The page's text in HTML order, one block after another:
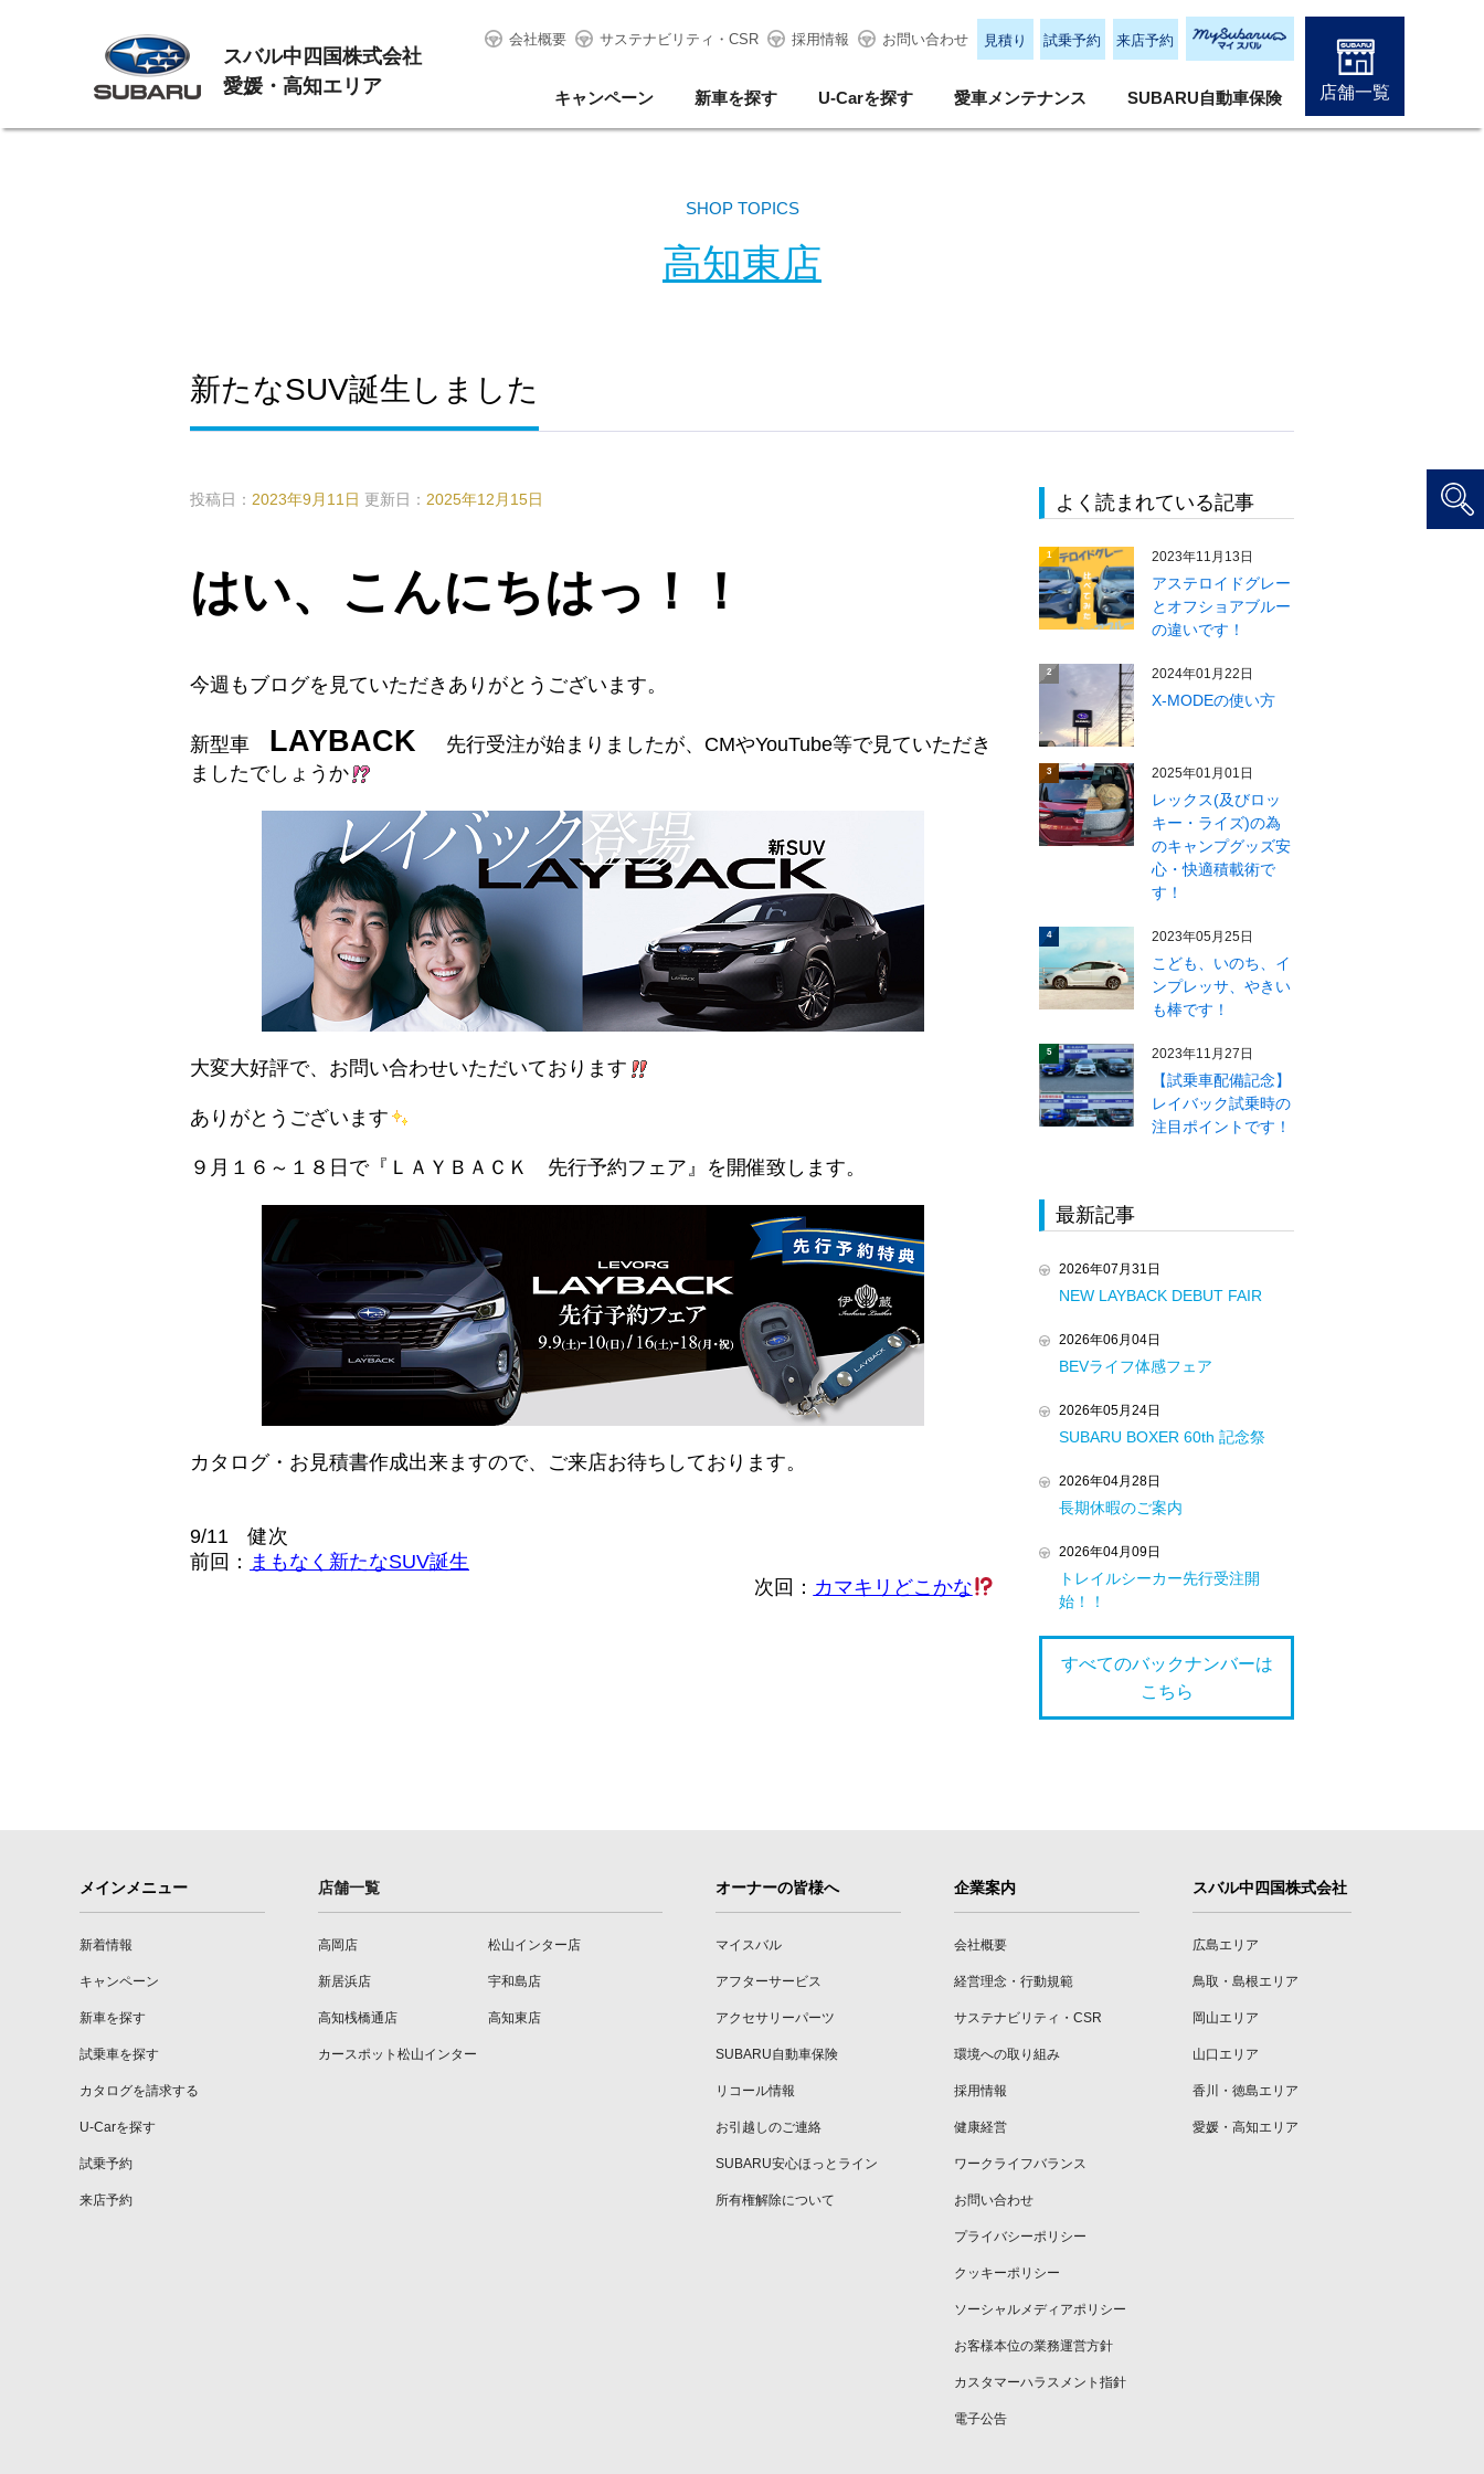
スバル中四国株式会社
愛媛・高知エリア
会社概要 サステナビリティ・CSR 採用情報 お問い合わせ 見積り 試乗予約 来店予約
キャンペーン 新車を探す U-Carを探す 愛車メンテナンス SUBARU自動車保険 店舗一覧
SHOP TOPICS
高知東店
新たなSUV誕生しました
投稿日： 2023年9月11日 更新日： 2025年12月15日
はい、こんにちはっ！！
今週もブログを見ていただきありがとうございます。
新型車 LAYBACK
先行受注が始まりましたが、CMやYouTube等で見ていただき
ましたでしょうか
大変大好評で、お問い合わせいただいております
ありがとうございます
９月１６～１８日で『ＬＡＹＢＡＣＫ 先行予約フェア』を開催致します。
カタログ・お見積書作成出来ますので、ご来店お待ちしております。
9/11 健次
前回： まもなく新たなSUV誕生
次回： カマキリどこかな
よく読まれている記事
1 2023年11月13日
アステロイドグレー
とオフショアブルー
の違いです！
2 2024年01月22日
X‐MODEの使い方
3 2025年01月01日
レックス(及びロッ
キー・ライズ)の為
のキャンプグッズ安
心・快適積載術で
す！
4 2023年05月25日
こども、いのち、イ
ンプレッサ、やきい
も棒です！
5 2023年11月27日
【試乗車配備記念】
レイバック試乗時の
注目ポイントです！
最新記事
2026年07月31日
NEW LAYBACK DEBUT FAIR
2026年06月04日
BEVライフ体感フェア
2026年05月24日
SUBARU BOXER 60th 記念祭
2026年04月28日
長期休暇のご案内
2026年04月09日
トレイルシーカー先行受注開
始！！
すべてのバックナンバーは
こちら
メインメニュー
新着情報
キャンペーン
新車を探す
試乗車を探す
カタログを請求する
U-Carを探す
試乗予約
来店予約
店舗一覧
高岡店 松山インター店
新居浜店 宇和島店
高知桟橋通店 高知東店
カースポット松山インター
オーナーの皆様へ
マイスバル
アフターサービス
アクセサリーパーツ
SUBARU自動車保険
リコール情報
お引越しのご連絡
SUBARU安心ほっとライン
所有権解除について
企業案内
会社概要
経営理念・行動規範
サステナビリティ・CSR
環境への取り組み
採用情報
健康経営
ワークライフバランス
お問い合わせ
プライバシーポリシー
クッキーポリシー
ソーシャルメディアポリシー
お客様本位の業務運営方針
カスタマーハラスメント指針
電子公告
スバル中四国株式会社
広島エリア
鳥取・島根エリア
岡山エリア
山口エリア
香川・徳島エリア
愛媛・高知エリア